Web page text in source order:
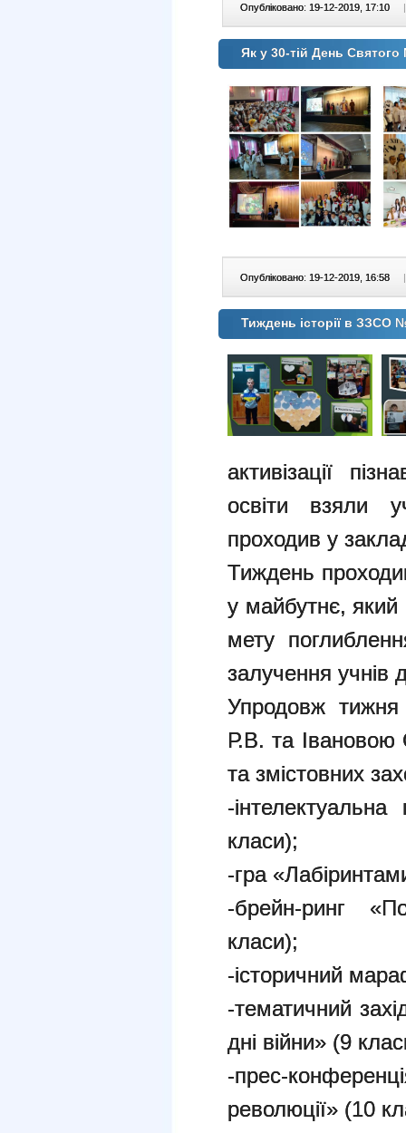
Опубліковано: 19-12-2019, 17:10 |
Як у 30-тій День
Опубліковано: 19-12-2019, 16:58 |
Тиждень історії в ЗЗСО
активізації
освіти взяли
проходив у
Тиждень
у майбутнє, який
мету
залучення учнів
Упродовж
Р.В. та
та змістовних
-
класи);
-гра
-брейн-ринг
класи);
-історичний
-тематичний
дні війни» (9
-прес-
революції» (10